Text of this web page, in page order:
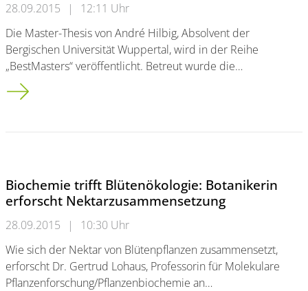
28.09.2015 |
12:11 Uhr
Die Master-Thesis von André Hilbig, Absolvent der
Bergischen Universität Wuppertal, wird in der Reihe
„BestMasters“ veröffentlicht. Betreut wurde die…
Master-Thesis von Wuppertaler Absolvent wird in Buchreihe
Biochemie trifft Blütenökologie: Botanikerin
erforscht Nektarzusammensetzung
28.09.2015 |
10:30 Uhr
Wie sich der Nektar von Blütenpflanzen zusammensetzt,
erforscht Dr. Gertrud Lohaus, Professorin für Molekulare
Pflanzenforschung/Pflanzenbiochemie an…